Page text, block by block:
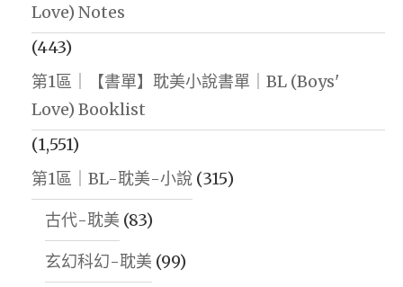
Love) Notes
(443)
第1區｜【書單】耽美小說書單｜BL (Boys'
Love) Booklist
(1,551)
第1區｜BL-耽美-小說 (315)
古代-耽美 (83)
玄幻科幻-耽美 (99)